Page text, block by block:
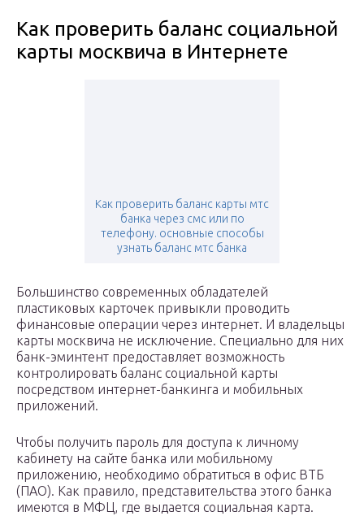
Как проверить баланс социальной
карты москвича в Интернете
Как проверить баланс карты мтс
банка через смс или по
телефону. основные способы
узнать баланс мтс банка
Большинство современных обладателей
пластиковых карточек привыкли проводить
финансовые операции через интернет. И владельцы
карты москвича не исключение. Специально для них
банк-эминтент предоставляет возможность
контролировать баланс социальной карты
посредством интернет-банкинга и мобильных
приложений.
Чтобы получить пароль для доступа к личному
кабинету на сайте банка или мобильному
приложению, необходимо обратиться в офис ВТБ
(ПАО). Как правило, представительства этого банка
имеются в МФЦ, где выдается социальная карта.